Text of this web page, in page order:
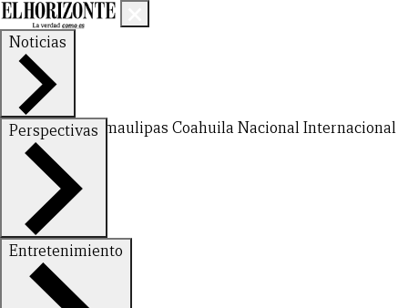
Noticias
Nuevo LeónTamaulipas Coahuila NacionalInternacional
Perspectivas
FinanzasOpinión
Entretenimiento